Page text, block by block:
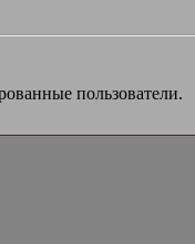
пользователи.